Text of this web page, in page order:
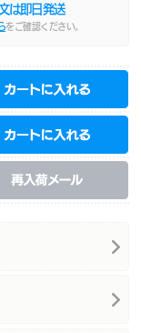
は即日発送
をご確認ください。